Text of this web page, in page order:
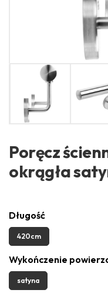
Poręcz
okrągła
Długość
420cm
Wykończenie
satyna